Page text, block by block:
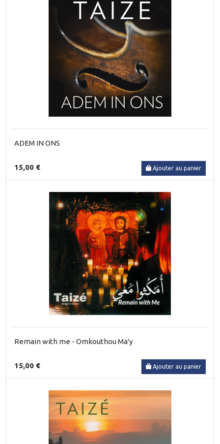
ADEM IN ONS
15,00 € Ajouter au panier
Remain with me - Omkouthou Ma'y
15,00 € Ajouter au panier